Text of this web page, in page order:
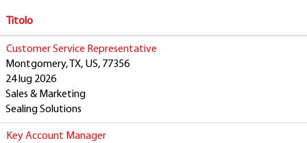
Titolo
Customer Service Representative
Montgomery, TX, US, 77356
24 lug 2026
Sales & Marketing
Sealing Solutions
Key Account Manager